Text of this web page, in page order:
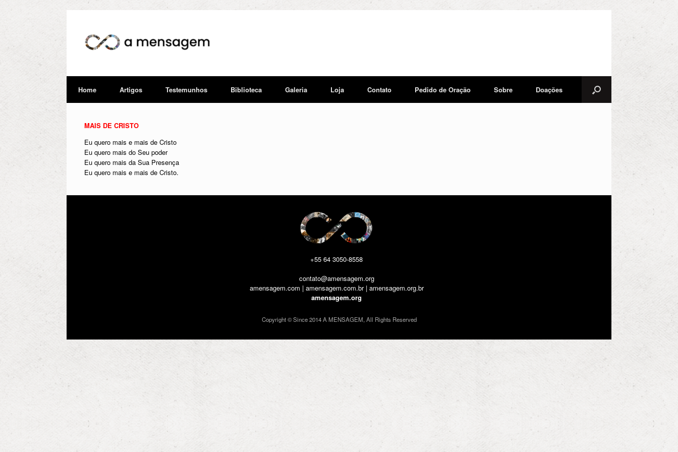
Home Artigos Testemunhos Biblioteca Galeria Loja Contato Pedido de Oração Sobre Doações
MAIS DE CRISTO
Eu quero mais e mais de Cristo
Eu quero mais do Seu poder
Eu quero mais da Sua Presença
Eu quero mais e mais de Cristo.
+55 64 3050-8558
contato@amensagem.org
amensagem.com | amensagem.com.br | amensagem.org.br
amensagem.org
Copyright © Since 2014 A MENSAGEM, All Rights Reserved